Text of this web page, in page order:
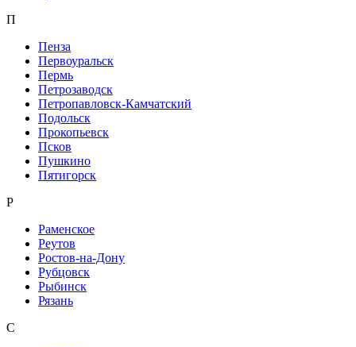
П
Пенза
Первоуральск
Пермь
Петрозаводск
Петропавловск-Камчатский
Подольск
Прокопьевск
Псков
Пушкино
Пятигорск
Р
Раменское
Реутов
Ростов-на-Дону
Рубцовск
Рыбинск
Рязань
С